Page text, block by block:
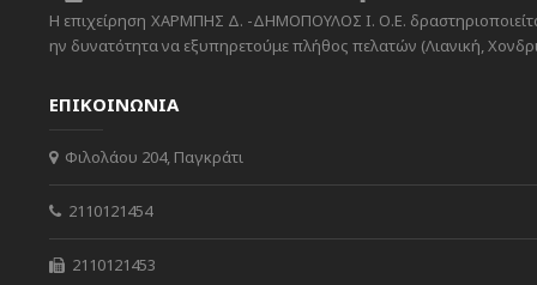
Η επιχείρηση ΧΑΡΜΠΗΣ Δ. -ΔΗΜΟΠΟΥΛΟΣ Ι. Ο.Ε.
ην δυνατότητα να εξυπηρετούμε πλήθος πελατών (Λιανική,
ΕΠΙΚΟΙΝΩΝΙΑ
Φιλολάου 204, Παγκράτι
2110121454
2110121453